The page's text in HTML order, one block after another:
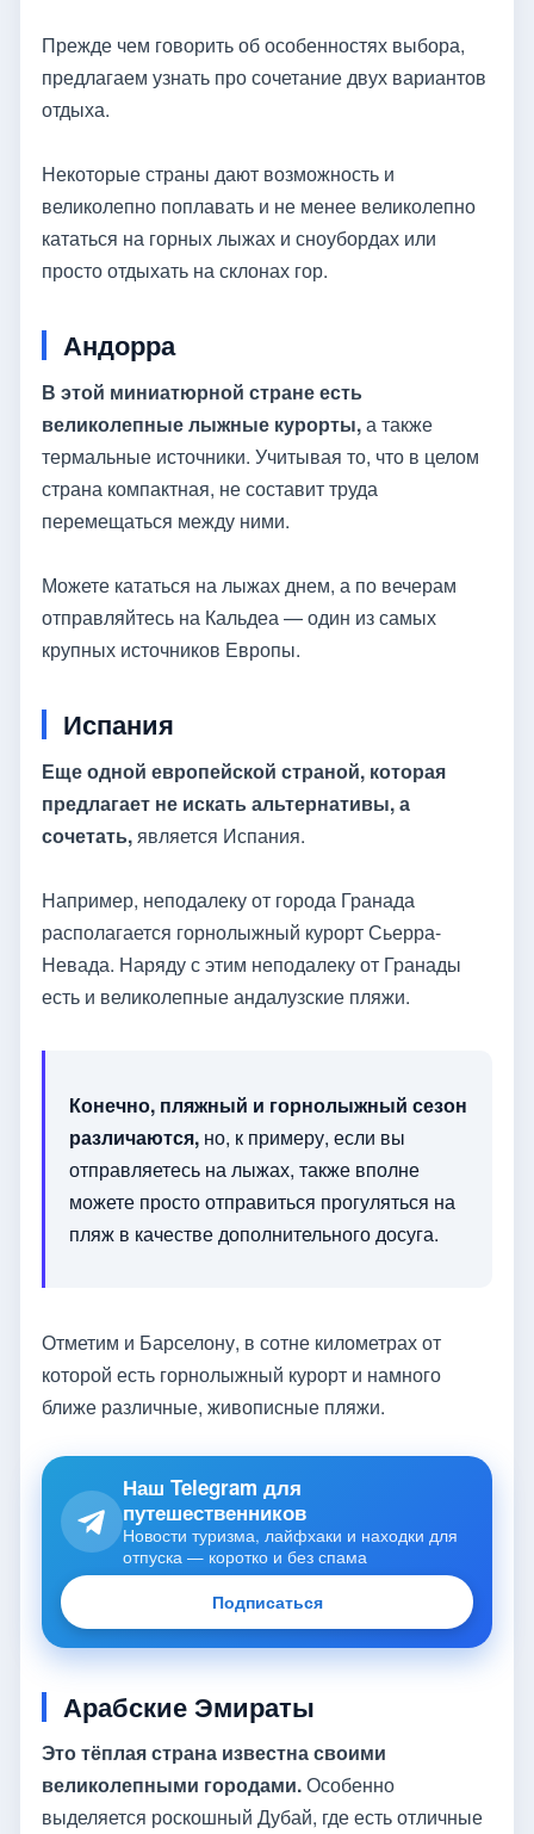
Прежде чем говорить об особенностях выбора,
предлагаем узнать про сочетание двух вариантов
отдыха.
Некоторые страны дают возможность и
великолепно поплавать и не менее великолепно
кататься на горных лыжах и сноубордах или
просто отдыхать на склонах гор.
Андорра
В этой миниатюрной стране есть
великолепные лыжные курорты,а также
термальные источники. Учитывая то, что в целом
страна компактная, не составит труда
перемещаться между ними.
Можете кататься на лыжах днем, а по вечерам
отправляйтесь на Кальдеа — один из самых
крупных источников Европы.
Испания
Еще одной европейской страной, которая
предлагает не искать альтернативы, а
сочетать, является Испания.
Например, неподалеку от города Гранада
располагается горнолыжный курорт Сьерра-
Невада. Наряду с этим неподалеку от Гранады
есть и великолепные андалузские пляжи.
Конечно, пляжный и горнолыжный сезон
различаются, но, к примеру, если вы
отправляетесь на лыжах, также вполне
можете просто отправиться прогуляться на
пляж в качестве дополнительного досуга.
Отметим и Барселону, в сотне километрах от
которой есть горнолыжный курорт и намного
ближе различные, живописные пляжи.
Наш Telegram для
путешественников
Новости туризма, лайфхаки и находки для
отпуска — коротко и без спама
Подписаться
Арабские Эмираты
Это тёплая страна известна своими
великолепными городами.Особенно
выделяется роскошный Дубай, где есть отличные